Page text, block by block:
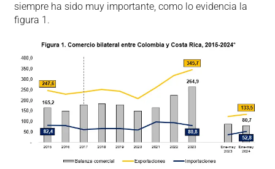
siempre ha sido muy importante, como lo evidencia la
figura 1.